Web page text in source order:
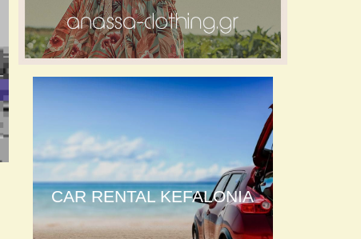
CAR RENTAL KEFALONIA